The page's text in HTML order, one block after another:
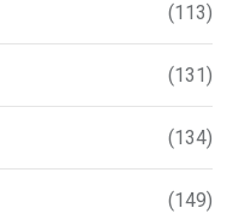
(113)
(131)
(134)
(149)